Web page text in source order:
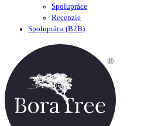
Spolupráce
Recenzie
Spolupráca (B2B)